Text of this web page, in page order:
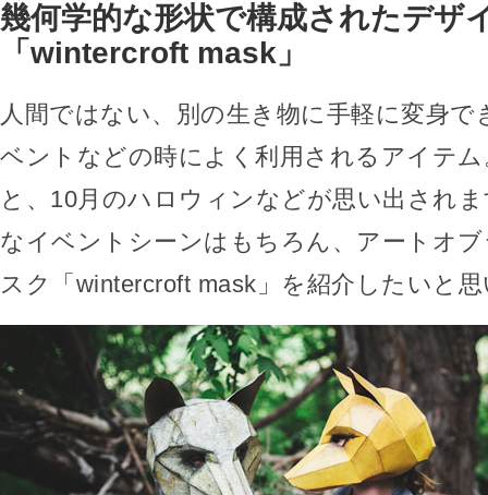
幾何学的な形状で構成されたデザ
「wintercroft mask」
人間ではない、別の生き物に手軽に変身
ベントなどの時によく利用されるアイテ
と、10月のハロウィンなどが思い出され
なイベントシーンはもちろん、アートオ
スク「wintercroft mask」を紹介したいと